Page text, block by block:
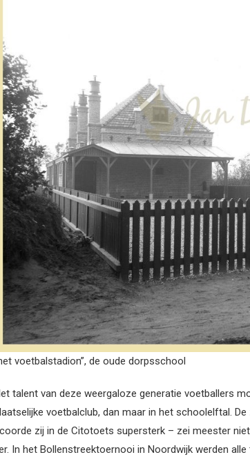
voetbalstadion”, de oude dorpsschool
talent van deze weergaloze generatie voetballers
voetbalclub, dan maar in het schoolelftal.
zij in de Citotoets supersterk – zei meester
In het Bollenstreektoernooi in Noordwijk werden